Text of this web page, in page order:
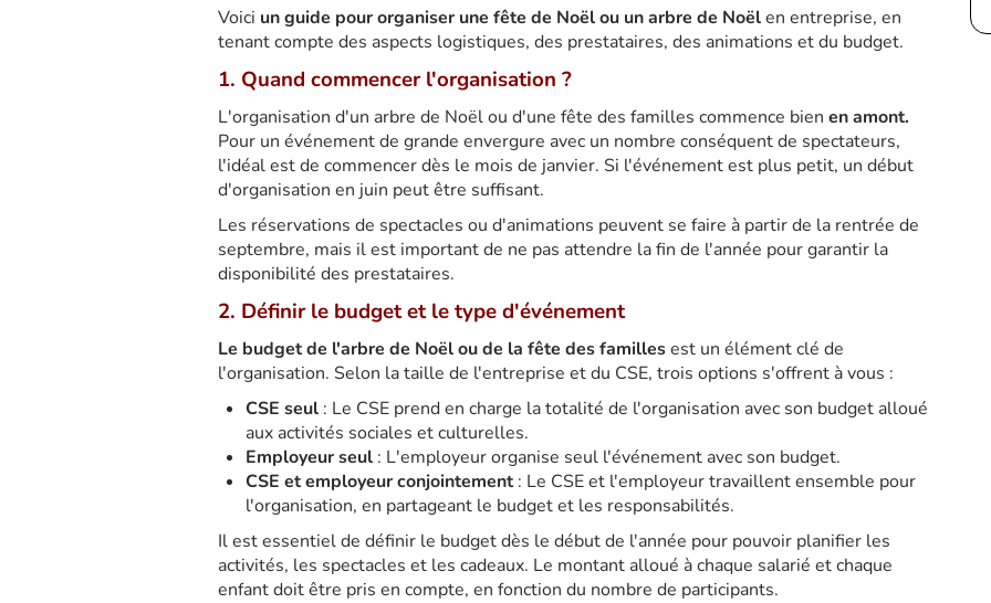
Voici un guide pour organiser une fête de Noël ou un arbre de Noëlen entreprise, en
tenant compte des aspects logistiques, des prestataires, des animations et du budget.
1. Quand commencer l'organisation ?
L'organisation d'un arbre de Noël ou d'une fête des familles commence bien en amont.
Pour un événement de grande envergure avec un nombre conséquent de spectateurs,
l'idéal est de commencer dès le mois de janvier. Si l'événement est plus petit, un début
d'organisation en juin peut être suffisant.
Les réservations de spectacles ou d'animations peuvent se faire à partir de la rentrée de
septembre, mais il est important de ne pas attendre la fin de l'année pour garantir la
disponibilité des prestataires.
2. Définir le budget et le type d'événement
Le budget de l'arbre de Noël ou de la fête des famillesest un élément clé de
l'organisation. Selon la taille de l'entreprise et du CSE, trois options s'offrent à vous :
CSE seul : Le CSE prend en charge la totalité de l'organisation avec son budget alloué
aux activités sociales et culturelles.
Employeur seul : L'employeur organise seul l'événement avec son budget.
CSE et employeur conjointement: Le CSE et l'employeur travaillent ensemble pour
l'organisation, en partageant le budget et les responsabilités.
Il est essentiel de définir le budget dès le début de l'année pour pouvoir planifier les
activités, les spectacles et les cadeaux. Le montant alloué à chaque salarié et chaque
enfant doit être pris en compte, en fonction du nombre de participants.